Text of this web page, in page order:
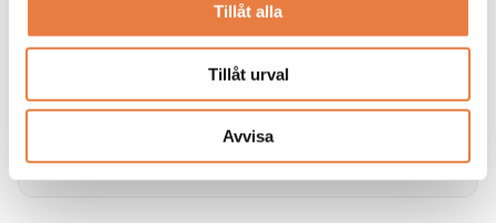
Tillåt alla
Tillåt urval
Avvisa
Övergripande information om IT-nät
Här förklarar vi vad ett ett isolerat nät (IT-nät) är.